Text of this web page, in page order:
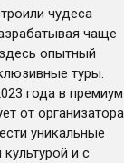
чудеса
чаще
опытный
туры.
года в премиум
от организатора
уникальные
и с